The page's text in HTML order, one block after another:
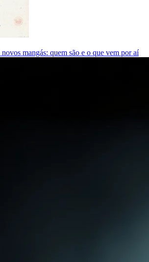
mangás: quem são e o que vem por aí